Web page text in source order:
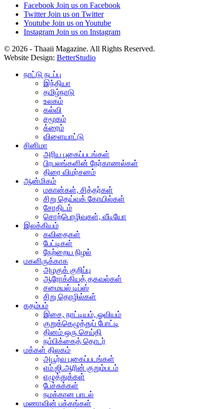
Facebook Join us on Facebook
Twitter Join us on Twitter
Youtube Join us on Youtube
Instagram Join us on Instagram
© 2026 - Thaaii Magazine. All Rights Reserved.
Website Design: BetterStudio
நாட்டு நடப்பு
இந்தியா
தமிழ்நாடு
உலகம்
கல்வி
சமூகம்
க்ரைம்
விளையாட்டு
சினிமா
அரிய புகைப்படங்கள்
பிரபலங்களின் நேர்காணல்கள்
திரை விமர்சனம்
ஆன்மிகம்
மகான்கள், சித்தர்கள்
சிறு தெய்வக் கோயில்கள்
சோதிடம்
சொற்பொழிவுகள், வீடியோ
இலக்கியம்
கவிதைகள்
பேட்டிகள்
நேற்றைய நிழல்
மகளிருக்காக
அழகுக் குறிப்பு
ஆரோக்கியத் தகவல்கள்
சமையல் டிப்ஸ்
சிறு தொழில்கள்
கதம்பம்
இசை, நாட்டியம், ஓவியம்
குறுக்கெழுத்துப் போட்டி
தினம் ஒரு செய்தி
நம்பிக்கைத் தொடர்
மக்கள் திலகம்
அபூர்வ புகைப்படங்கள்
எம்.ஜி.ஆரின் குறும்படம்
எழுத்துக்கள்
பேச்சுக்கள்
நமக்கான பாடல்
மணாவின் பக்கங்கள்